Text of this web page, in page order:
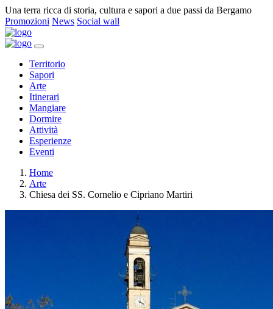
Una terra ricca di storia, cultura e sapori a due passi da Bergamo
Promozioni News Social wall
Territorio
Sapori
Arte
Itinerari
Mangiare
Dormire
Attività
Esperienze
Eventi
Home
Arte
Chiesa dei SS. Cornelio e Cipriano Martiri